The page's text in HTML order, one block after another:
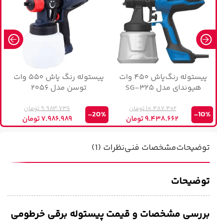
پیستوله رنگ‌پاش ۴۵۰ وات
هیوندای مدل ۳۲۵-SG
۱۰.۴۸۷.۴۰۲تومان
۹.۴۳۸.۶۶۲تومان -10%
پیستوله رنگ پاش ۵۵۰ وات
توسن مدل ۲۰۵۶
۹.۹۸۳.۷۳۶تومان
۷.۹۸۶.۹۸۹تومان -20%
توضیحاتمشخصات فنینظرات (1)
توضیحات
بررسی مشخصات و قیمت پیستوله برقی خرطومی